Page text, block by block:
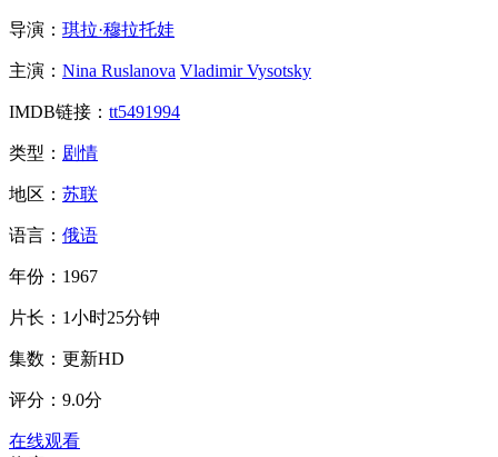
导演： 琪拉·穆拉托娃
主演： Nina Ruslanova Vladimir Vysotsky
IMDB链接： tt5491994
类型： 剧情
地区： 苏联
语言： 俄语
年份： 1967
片长： 1小时25分钟
集数： 更新HD
评分： 9.0分
在线观看